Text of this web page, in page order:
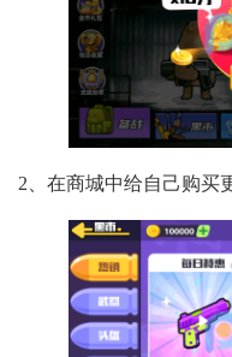
2、在商城中给自己购买